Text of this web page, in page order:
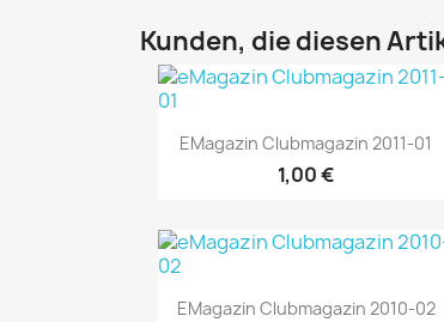
Kunden, die diesen
Vorschau
EMagazin Clubmagazin 2011-01
1,00 €
Vorschau
EMagazin Clubmagazin 2010-02